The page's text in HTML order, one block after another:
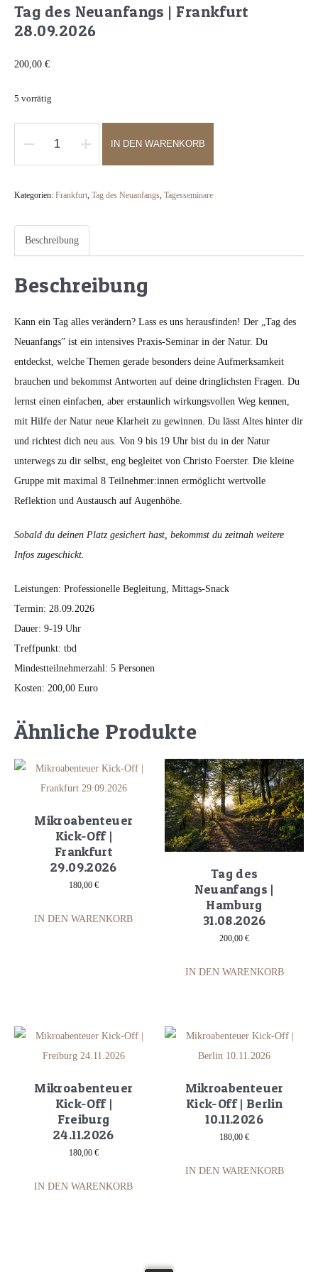
Tag des Neuanfangs | Frankfurt
28.09.2026
200,00 €
5 vorrätig
Neuanfangs
IN DEN WARENKORB
Kategorien: Frankfurt Tag des Neuanfangs Tagesseminare
Beschreibung
Beschreibung
Kann ein Tag alles verändern? Lass es uns herausfinden! Der „Tag des
Neuanfangs” ist ein intensives Praxis-Seminar in der Natur. Du
entdeckst, welche Themen gerade besonders deine Aufmerksamkeit
brauchen und bekommst Antworten auf deine dringlichsten Fragen. Du
lernst einen einfachen, aber erstaunlich wirkungsvollen Weg kennen,
mit Hilfe der Natur neue Klarheit zu gewinnen. Du lässt Altes hinter dir
und richtest dich neu aus. Von 9 bis 19 Uhr bist du in der Natur
unterwegs zu dir selbst, eng begleitet von Christo Foerster. Die kleine
Gruppe mit maximal 8 Teilnehmer:innen ermöglicht wertvolle
Reflektion und Austausch auf Augenhöhe.
Sobald du deinen Platz gesichert hast, bekommst du zeitnah weitere
Infos zugeschickt.
Leistungen: Professionelle Begleitung, Mittags-Snack
Termin: 28.09.2026
Dauer: 9-19 Uhr
Treffpunkt: tbd
Mindestteilnehmerzahl: 5 Personen
Kosten: 200,00 Euro
Ähnliche Produkte
Mikroabenteuer
Kick-Off |
Frankfurt
29.09.2026
180,00 €
IN DEN WARENKORB
Tag des
Neuanfangs |
Hamburg
31.08.2026
200,00€
IN DEN WARENKORB
Mikroabenteuer
Kick-Off |
Freiburg
24.11.2026
180,00 €
IN DEN WARENKORB
Mikroabenteuer
Kick-Off | Berlin
10.11.2026
180,00€
IN DEN WARENKORB